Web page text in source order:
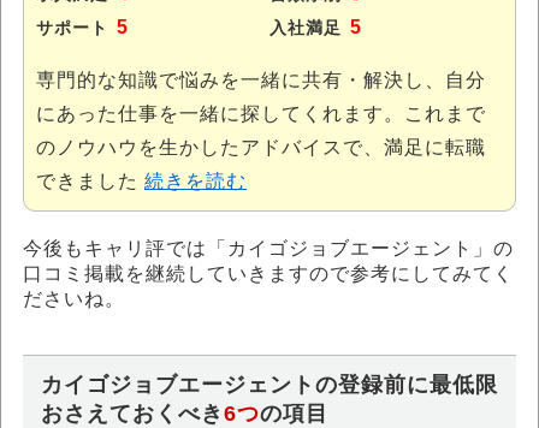
サポート 5 入社満足 5
専門的な知識で悩みを一緒に共有・解決し、自分
にあった仕事を一緒に探してくれます。これまで
のノウハウを生かしたアドバイスで、満足に転職
できました 続きを読む
今後もキャリ評では「カイゴジョブエージェント」の
口コミ掲載を継続していきますので参考にしてみてく
ださいね。
カイゴジョブエージェントの登録前に最低限
おさえておくべき 6つの項目